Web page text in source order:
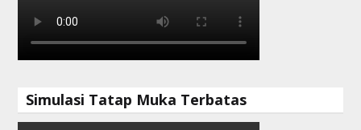
Simulasi Tatap Muka Terbatas